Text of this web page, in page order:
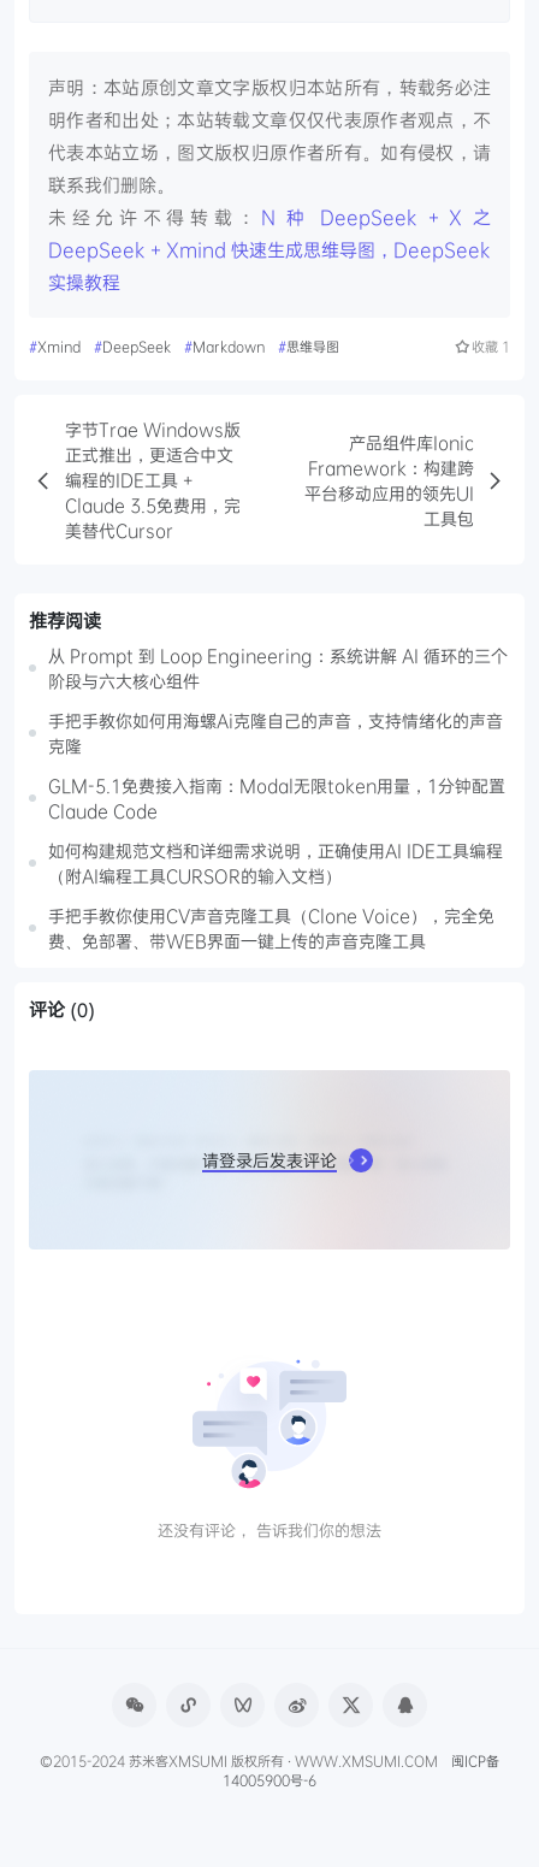
声明：本站原创文章文字版权归本站所有，转载务必注
明作者和出处；本站转载文章仅仅代表原作者观点，不
代表本站立场，图文版权归原作者所有。如有侵权，请
联系我们删除。
未经允许不得转载： N 种 DeepSeek + X 之
DeepSeek + Xmind 快速生成思维导图，DeepSeek
实操教程
#Xmind #DeepSeek #Markdown #思维导图 收藏 1
字节Trae Windows版
正式推出，更适合中文
编程的IDE工具 +
Claude 3.5免费用，完
美替代Cursor
产品组件库Ionic
Framework：构建跨
平台移动应用的领先UI
工具包
推荐阅读
从 Prompt 到 Loop Engineering：系统讲解 AI 循环的三个
阶段与六大核心组件
手把手教你如何用海螺Ai克隆自己的声音，支持情绪化的声音
克隆
GLM-5.1免费接入指南：Modal无限token用量，1分钟配置
Claude Code
如何构建规范文档和详细需求说明，正确使用AI IDE工具编程
（附AI编程工具CURSOR的输入文档）
手把手教你使用CV声音克隆工具（Clone Voice），完全免
费、免部署、带WEB界面一键上传的声音克隆工具
评论 (0)
请登录后发表评论
还没有评论， 告诉我们你的想法
©2015-2024 苏米客XMSUMI 版权所有 · WWW.XMSUMI.COM 闽ICP备
14005900号-6